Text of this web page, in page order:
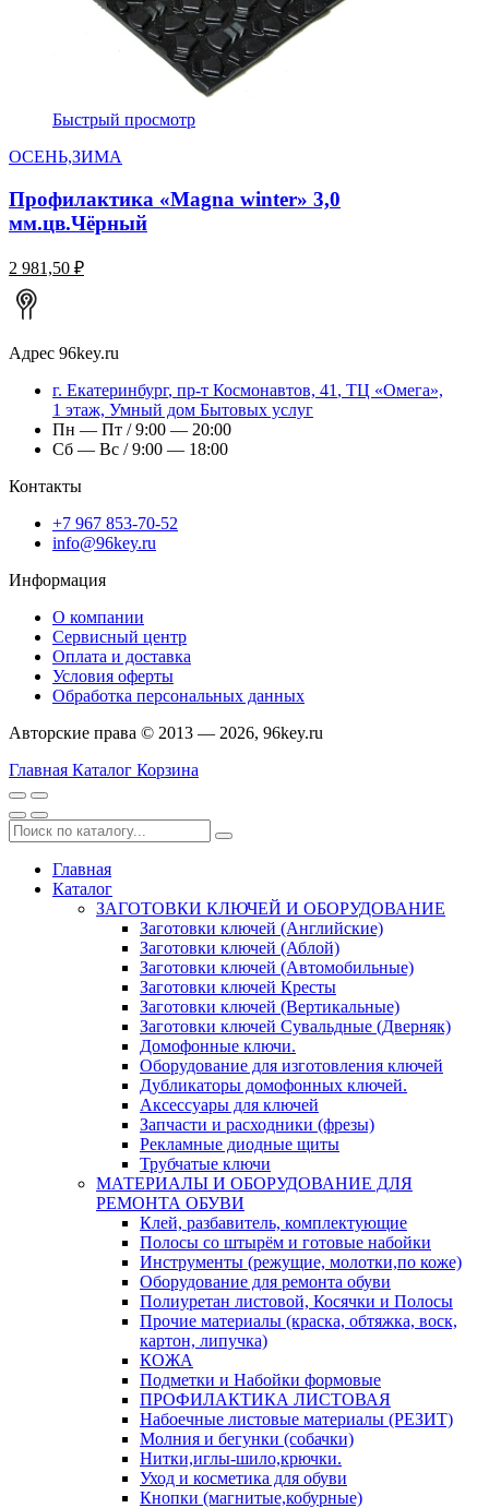
Быстрый просмотр
ОСЕНЬ,ЗИМА
Профилактика «Magna winter» 3,0
мм.цв.Чёрный
2 981,50 ₽
Адрес 96key.ru
г. Екатеринбург, пр-т Космонавтов, 41, ТЦ «Омега»,
1 этаж, Умный дом Бытовых услуг
Пн — Пт / 9:00 — 20:00
Сб — Вс / 9:00 — 18:00
Контакты
+7 967 853-70-52
info@96key.ru
Информация
О компании
Сервисный центр
Оплата и доставка
Условия оферты
Обработка персональных данных
Авторские права © 2013 — 2026, 96key.ru
Главная Каталог Корзина
Главная
Каталог
ЗАГОТОВКИ КЛЮЧЕЙ И ОБОРУДОВАНИЕ
Заготовки ключей (Английские)
Заготовки ключей (Аблой)
Заготовки ключей (Автомобильные)
Заготовки ключей Кресты
Заготовки ключей (Вертикальные)
Заготовки ключей Сувальдные (Дверняк)
Домофонные ключи.
Оборудование для изготовления ключей
Дубликаторы домофонных ключей.
Аксессуары для ключей
Запчасти и расходники (фрезы)
Рекламные диодные щиты
Трубчатые ключи
МАТЕРИАЛЫ И ОБОРУДОВАНИЕ ДЛЯ
РЕМОНТА ОБУВИ
Клей, разбавитель, комплектующие
Полосы со штырём и готовые набойки
Инструменты (режущие, молотки,по коже)
Оборудование для ремонта обуви
Полиуретан листовой, Косячки и Полосы
Прочие материалы (краска, обтяжка, воск,
картон, липучка)
КОЖА
Подметки и Набойки формовые
ПРОФИЛАКТИКА ЛИСТОВАЯ
Набоечные листовые материалы (РЕЗИТ)
Молния и бегунки (собачки)
Нитки,иглы-шило,крючки.
Уход и косметика для обуви
Кнопки (магнитые,кобурные)